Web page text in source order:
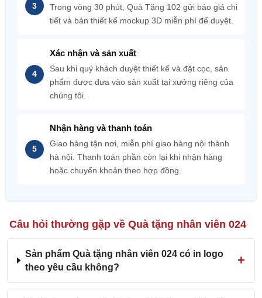
Trong vòng 30 phút, Quà Tặng 102 gửi báo giá chi
tiết và bản thiết kế mockup 3D miễn phí để duyệt.
Xác nhận và sản xuất
Sau khi quý khách duyệt thiết kế và đặt cọc, sản
phẩm được đưa vào sản xuất tại xưởng riêng của
chúng tôi.
Nhận hàng và thanh toán
Giao hàng tận nơi, miễn phí giao hàng nội thành
hà nội. Thanh toán phần còn lại khi nhận hàng
hoặc chuyển khoản theo hợp đồng.
Câu hỏi thường gặp về Quà tặng nhân viên 024
Sản phẩm Quà tặng nhân viên 024 có in logo
theo yêu cầu không?